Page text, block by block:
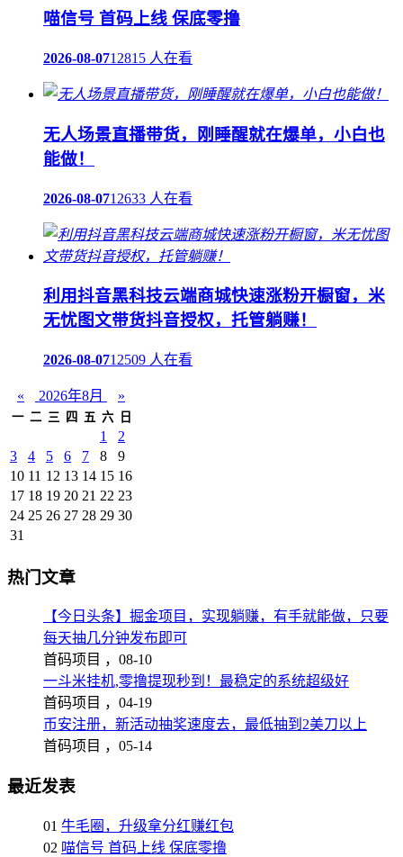
喵信号 首码上线 保底零撸
2026-08-0712815 人在看
无人场景直播带货，刚睡醒就在爆单，小白也
能做！
2026-08-0712633 人在看
利用抖音黑科技云端商城快速涨粉开橱窗，米
无忧图文带货抖音授权，托管躺赚！
2026-08-0712509 人在看
« 2026年8月 »
一 二 三 四 五 六 日
1
2
3
4 5 6 7 8
9
10 11 12 13 14 15 16
17 18 19 20 21 22 23
24 25 26 27 28 29 30
31
热门文章
【今日头条】掘金项目，实现躺赚，有手就能做，只要
每天抽几分钟发布即可
首码项目 ， 08-10
一斗米挂机,零撸提现秒到！最稳定的系统超级好
首码项目 ， 04-19
币安注册，新活动抽奖速度去，最低抽到2美刀以上
首码项目 ， 05-14
最近发表
01 牛毛圈，升级拿分红赚红包
02 喵信号 首码上线 保底零撸